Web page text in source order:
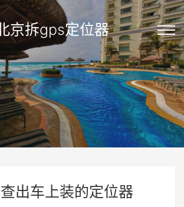
京拆gps定位器
出车上装的定位器